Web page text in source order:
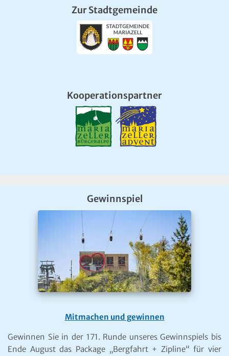
Zur Stadtgemeinde
Kooperationspartner
Gewinnspiel
Mitmachen und gewinnen
Gewinnen Sie in der 171. Runde unseres Gewinnspiels bis
Ende August das Package „Bergfahrt + Zipline“ für vier